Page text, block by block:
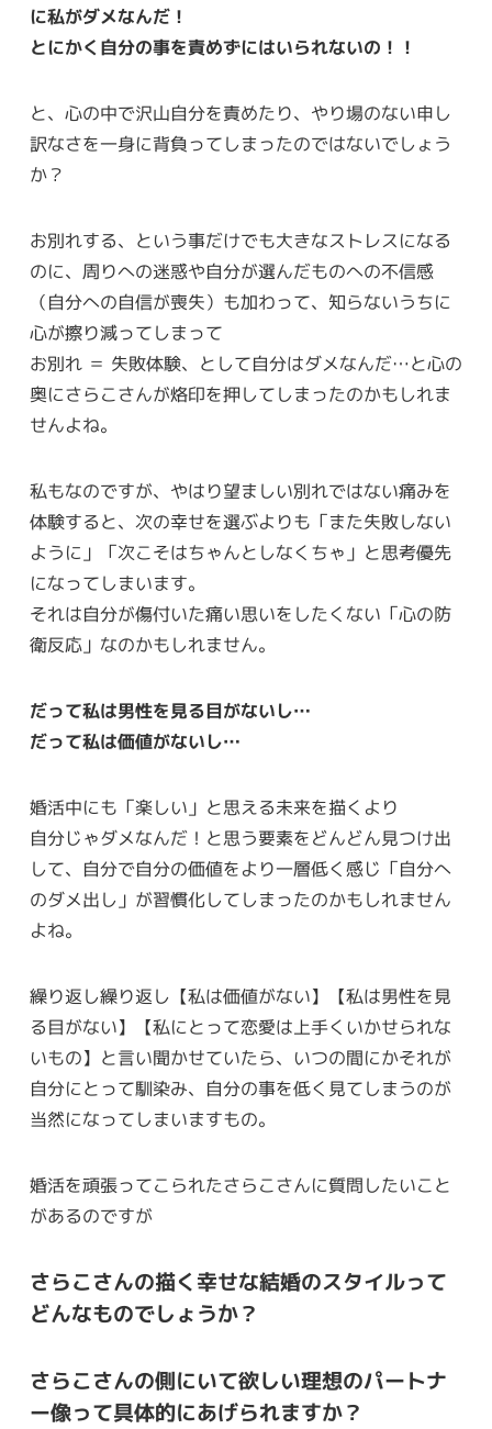
に私がダメなんだ！
とにかく自分の事を責めずにはいられないの！！
と、心の中で沢山自分を責めたり、やり場のない申し
訳なさを一身に背負ってしまったのではないでしょう
か？
お別れする、という事だけでも大きなストレスになる
のに、周りへの迷惑や自分が選んだものへの不信感
（自分への自信が喪失）も加わって、知らないうちに
心が擦り減ってしまって
お別れ ＝ 失敗体験、として自分はダメなんだ…と心の
奥にさらこさんが烙印を押してしまったのかもしれま
せんよね。
私もなのですが、やはり望ましい別れではない痛みを
体験すると、次の幸せを選ぶよりも「また失敗しない
ように」「次こそはちゃんとしなくちゃ」と思考優先
になってしまいます。
それは自分が傷付いた痛い思いをしたくない「心の防
衛反応」なのかもしれません。
だって私は男性を見る目がないし…
だって私は価値がないし…
婚活中にも「楽しい」と思える未来を描くより
自分じゃダメなんだ！と思う要素をどんどん見つけ出
して、自分で自分の価値をより一層低く感じ「自分へ
のダメ出し」が習慣化してしまったのかもしれません
よね。
繰り返し繰り返し【私は価値がない】【私は男性を見
る目がない】【私にとって恋愛は上手くいかせられな
いもの】と言い聞かせていたら、いつの間にかそれが
自分にとって馴染み、自分の事を低く見てしまうのが
当然になってしまいますもの。
婚活を頑張ってこられたさらこさんに質問したいこと
があるのですが
さらこさんの描く幸せな結婚のスタイルって
どんなものでしょうか？
さらこさんの側にいて欲しい理想のパートナ
ー像って具体的にあげられますか？